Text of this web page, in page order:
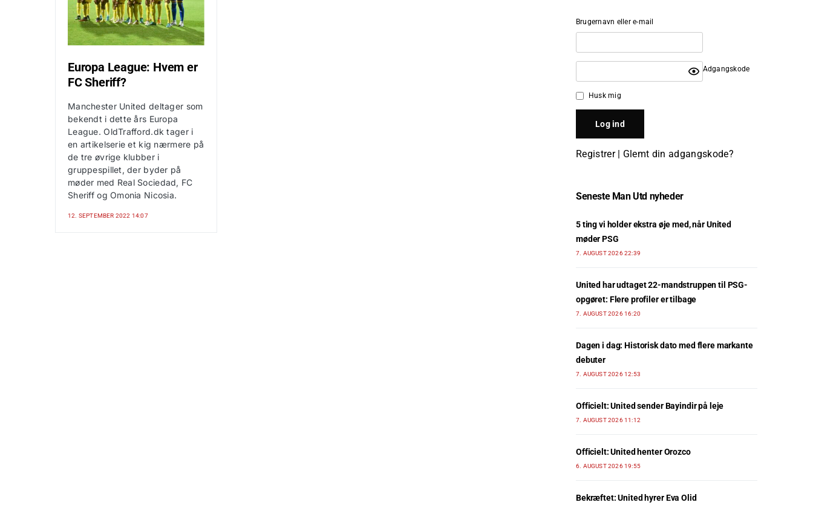
Europa League: Hvem er
FC Sheriff?
Manchester United deltager som
bekendt i dette års Europa
League. OldTrafford.dk tager i
en artikelserie et kig nærmere på
de tre øvrige klubber i
gruppespillet, der byder på
møder med Real Sociedad, FC
Sheriff og Omonia Nicosia.
12. SEPTEMBER 2022 14:07
Brugernavn eller e-mail
Adgangskode
Husk mig
Registrer| Glemt din adgangskode?
Seneste Man Utd nyheder
5 ting vi holder ekstra øje med, når United
møder PSG
7. AUGUST 2026 22:39
United har udtaget 22-mandstruppen til PSG-
opgøret: Flere profiler er tilbage
7. AUGUST 2026 16:20
Dagen i dag: Historisk dato med flere markante
debuter
7. AUGUST 2026 12:53
Officielt: United sender Bayindir på leje
7. AUGUST 2026 11:12
Officielt: United henter Orozco
6. AUGUST 2026 19:55
Bekræftet: United hyrer Eva Olid